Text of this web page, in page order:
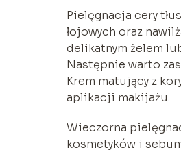
Pielęgnacja cery
łojowych oraz
delikatnym żelem
Następnie warto
Krem matujący z
aplikacji makijażu.
Wieczorna
kosmetyków i